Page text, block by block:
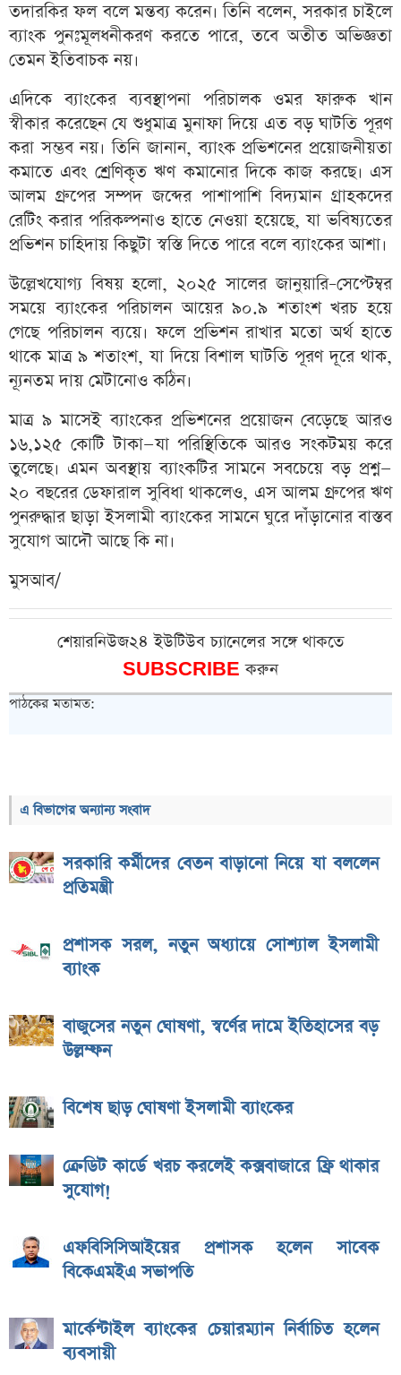
তদারকির ফল বলে মন্তব্য করেন। তিনি বলেন, সরকার চাইলে
ব্যাংক পুনঃমূলধনীকরণ করতে পারে, তবে অতীত অভিজ্ঞতা
তেমন ইতিবাচক নয়।
এদিকে ব্যাংকের ব্যবস্থাপনা পরিচালক ওমর ফারুক খান
স্বীকার করেছেন যে শুধুমাত্র মুনাফা দিয়ে এত বড় ঘাটতি পূরণ
করা সম্ভব নয়। তিনি জানান, ব্যাংক প্রভিশনের প্রয়োজনীয়তা
কমাতে এবং শ্রেণিকৃত ঋণ কমানোর দিকে কাজ করছে। এস
আলম গ্রুপের সম্পদ জব্দের পাশাপাশি বিদ্যমান গ্রাহকদের
রেটিং করার পরিকল্পনাও হাতে নেওয়া হয়েছে, যা ভবিষ্যতের
প্রভিশন চাহিদায় কিছুটা স্বস্তি দিতে পারে বলে ব্যাংকের আশা।
উল্লেখযোগ্য বিষয় হলো, ২০২৫ সালের জানুয়ারি–সেপ্টেম্বর
সময়ে ব্যাংকের পরিচালন আয়ের ৯০.৯ শতাংশ খরচ হয়ে
গেছে পরিচালন ব্যয়ে। ফলে প্রভিশন রাখার মতো অর্থ হাতে
থাকে মাত্র ৯ শতাংশ, যা দিয়ে বিশাল ঘাটতি পূরণ দূরে থাক,
ন্যূনতম দায় মেটানোও কঠিন।
মাত্র ৯ মাসেই ব্যাংকের প্রভিশনের প্রয়োজন বেড়েছে আরও
১৬,১২৫ কোটি টাকা—যা পরিস্থিতিকে আরও সংকটময় করে
তুলেছে। এমন অবস্থায় ব্যাংকটির সামনে সবচেয়ে বড় প্রশ্ন—
২০ বছরের ডেফারাল সুবিধা থাকলেও, এস আলম গ্রুপের ঋণ
পুনরুদ্ধার ছাড়া ইসলামী ব্যাংকের সামনে ঘুরে দাঁড়ানোর বাস্তব
সুযোগ আদৌ আছে কি না।
মুসআব/
শেয়ারনিউজ২৪ ইউটিউব চ্যানেলের সঙ্গে থাকতে
SUBSCRIBEকরুন
পাঠকের মতামত:
এ বিভাগের অন্যান্য সংবাদ
সরকারি কর্মীদের বেতন বাড়ানো নিয়ে যা বললেন
প্রতিমন্ত্রী
প্রশাসক সরল, নতুন অধ্যায়ে সোশ্যাল ইসলামী
ব্যাংক
বাজুসের নতুন ঘোষণা, স্বর্ণের দামে ইতিহাসের বড়
উল্লম্ফন
বিশেষ ছাড় ঘোষণা ইসলামী ব্যাংকের
ক্রেডিট কার্ডে খরচ করলেই কক্সবাজারে ফ্রি থাকার
সুযোগ!
এফবিসিসিআইয়ের প্রশাসক হলেন সাবেক
বিকেএমইএ সভাপতি
মার্কেন্টাইল ব্যাংকের চেয়ারম্যান নির্বাচিত হলেন
ব্যবসায়ী